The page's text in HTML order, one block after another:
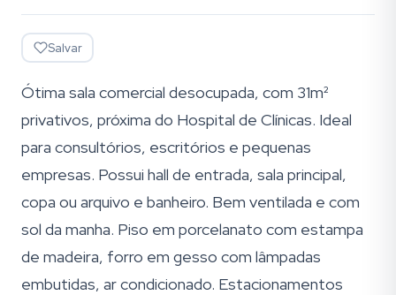
Salvar
Ótima sala comercial desocupada, com 31m²
privativos, próxima do Hospital de Clínicas. Ideal
para consultórios, escritórios e pequenas
empresas. Possui hall de entrada, sala principal,
copa ou arquivo e banheiro. Bem ventilada e com
sol da manha. Piso em porcelanato com estampa
de madeira, forro em gesso com lâmpadas
embutidas, ar condicionado. Estacionamentos